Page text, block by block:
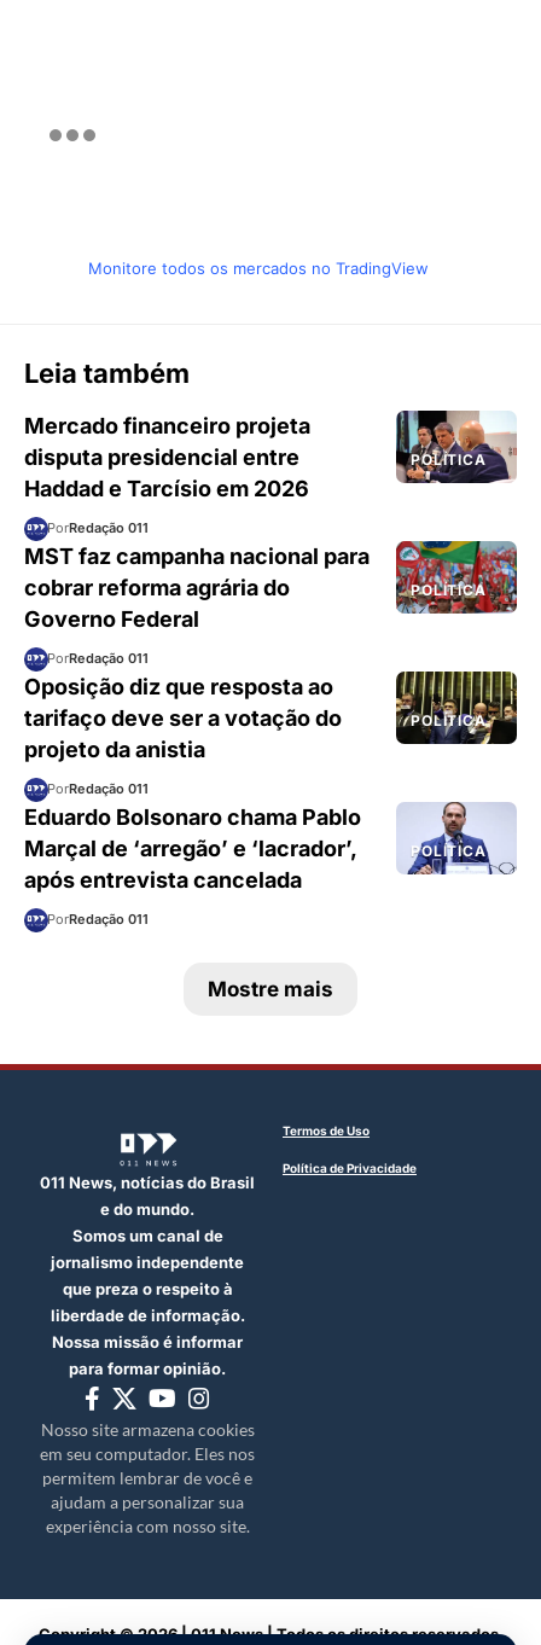
Monitore todos os mercados no TradingView
Leia também
POLÍTICA
Mercado financeiro projeta
disputa presidencial entre
Haddad e Tarcísio em 2026
PorRedação 011
POLÍTICA
MST faz campanha nacional para
cobrar reforma agrária do
Governo Federal
PorRedação 011
POLÍTICA
Oposição diz que resposta ao
tarifaço deve ser a votação do
projeto da anistia
PorRedação 011
POLÍTICA
Eduardo Bolsonaro chama Pablo
Marçal de ‘arregão’ e ‘lacrador’,
após entrevista cancelada
PorRedação 011
Mostre mais
011 News, notícias do Brasil
e do mundo.
Somos um canal de
jornalismo independente
que preza o respeito à
liberdade de informação.
Nossa missão é informar
para formar opinião.
Nosso site armazena cookies
em seu computador. Eles nos
permitem lembrar de você e
ajudam a personalizar sua
experiência com nosso site.
Termos de Uso
Política de Privacidade
Copyright © 2026 | 011 News | Todos os direitos reservados.